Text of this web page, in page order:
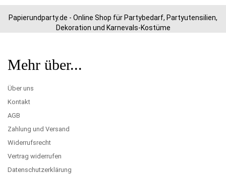
Papierundparty.de - Online Shop für Partybedarf, Partyutensilien,
Dekoration und Karnevals-Kostüme
Mehr über...
Über uns
Kontakt
AGB
Zahlung und Versand
Widerrufsrecht
Vertrag widerrufen
Datenschutzerklärung